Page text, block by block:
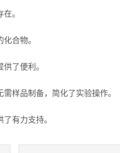
。
合物。
了便利。
样品制备，简化了实验操作。
有力支持。